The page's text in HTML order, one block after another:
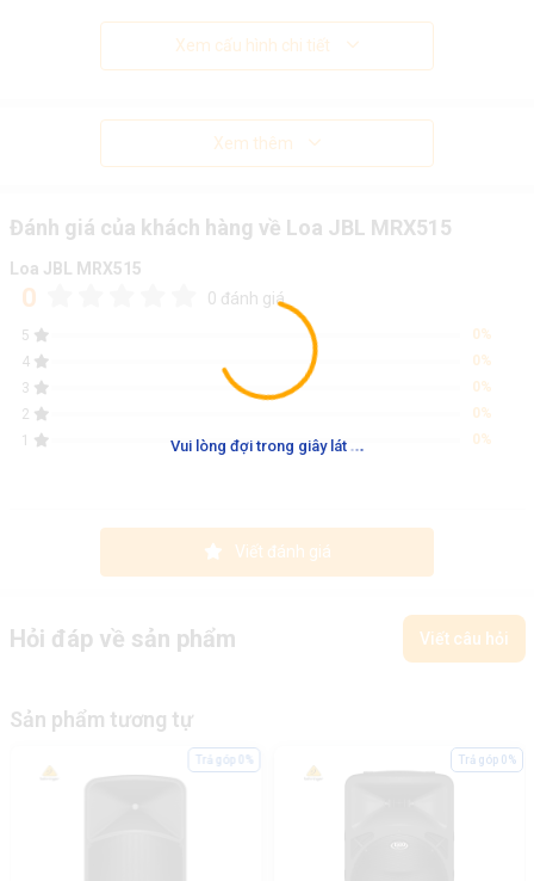
Vui lòng đợi trong giây lát ...
Xem cấu hình chi tiết
Xem thêm
Đánh giá của khách hàng về Loa JBL MRX515
Loa JBL MRX515
0 0 đánh giá
5
0%
4
0%
3
0%
2
0%
1
0%
Viết đánh giá
Hỏi đáp về sản phẩm Viết câu hỏi
Sản phẩm tương tự
Trả góp 0% Trả góp 0%